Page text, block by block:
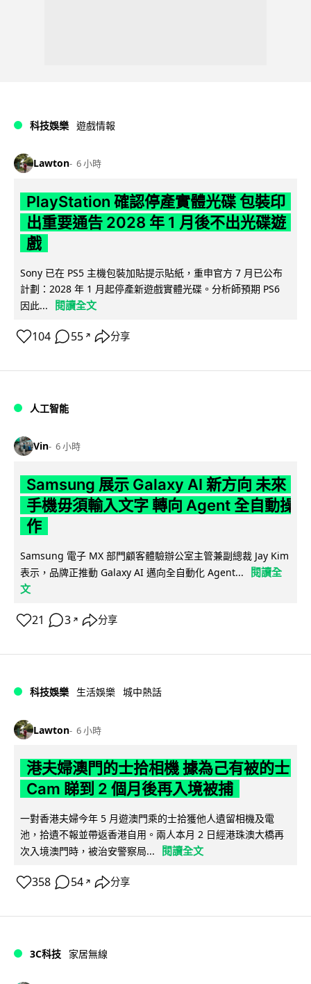
科技娛樂 遊戲情報
Lawton 6 小時
PlayStation 確認停產實體光碟 包裝印
出重要通告 2028 年 1 月後不出光碟遊
戲
Sony 已在 PS5 主機包裝加貼提示貼紙，重申官方 7 月已公布
計劃：2028 年 1 月起停產新遊戲實體光碟。分析師預期 PS6
因此...
閱讀全文
104 55 ↗ 分享
人工智能
Vin 6 小時
Samsung 展示 Galaxy AI 新方向 未來
手機毋須輸入文字 轉向 Agent 全自動操
作
Samsung 電子 MX 部門顧客體驗辦公室主管兼副總裁 Jay Kim
表示，品牌正推動 Galaxy AI 邁向全自動化 Agent...
閱讀全
文
21 3 ↗ 分享
科技娛樂 生活娛樂 城中熱話
Lawton 6 小時
港夫婦澳門的士拾相機 據為己有被的士
Cam 睇到 2 個月後再入境被捕
一對香港夫婦今年 5 月遊澳門乘的士拾獲他人遺留相機及電
池，拾遺不報並帶返香港自用。兩人本月 2 日經港珠澳大橋再
次入境澳門時，被治安警察局...
閱讀全文
358 54 ↗ 分享
3C科技 家居無線